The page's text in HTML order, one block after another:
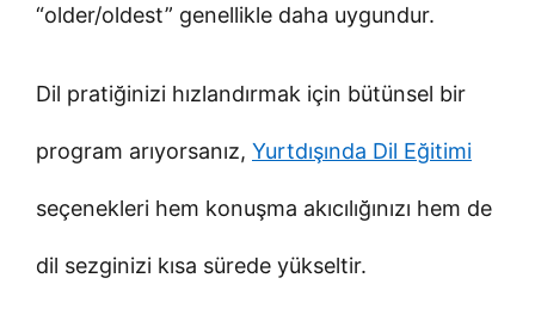
“older/oldest” genellikle daha uygundur.
Dil pratiğinizi hızlandırmak için bütünsel bir
program arıyorsanız, Yurtdışında Dil Eğitimi
seçenekleri hem konuşma akıcılığınızı hem de
dil sezginizi kısa sürede yükseltir.